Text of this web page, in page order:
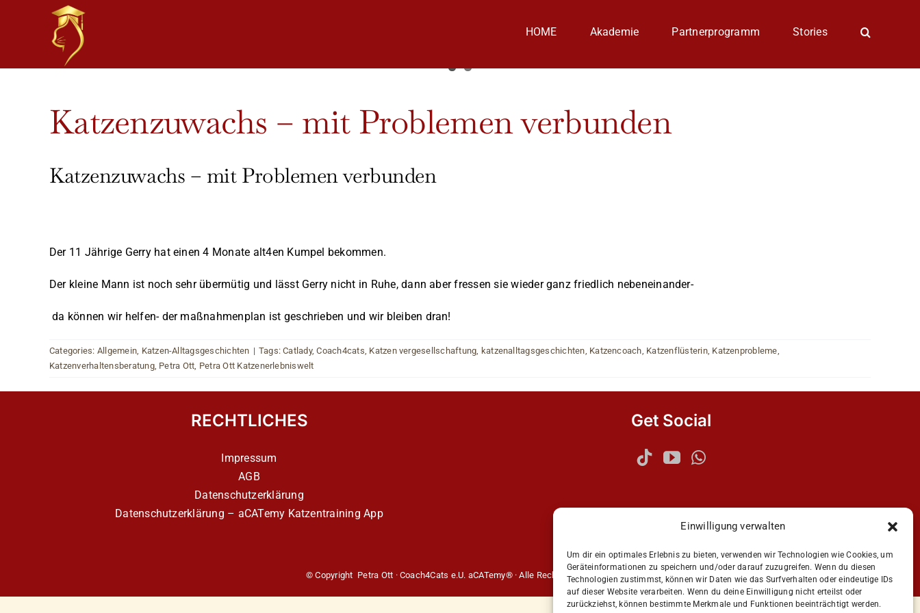
Einwilligung verwalten
Um dir ein optimales Erlebnis zu bieten, verwenden wir Technologien wie Cookies, um
Geräteinformationen zu speichern und/oder darauf zuzugreifen. Wenn du diesen
Technologien zustimmst, können wir Daten wie das Surfverhalten oder eindeutige IDs
auf dieser Website verarbeiten. Wenn du deine Einwilligung nicht erteilst oder
zurückziehst, können bestimmte Merkmale und Funktionen beeinträchtigt werden.
HOME Akademie Partnerprogramm Stories
Larger
Image
Katzenzuwachs – mit Problemen verbunden
Katzenzuwachs – mit Problemen verbunden
Der 11 Jährige Gerry hat einen 4 Monate alt4en Kumpel bekommen.
Der kleine Mann ist noch sehr übermütig und lässt Gerry nicht in Ruhe, dann aber fressen sie wieder ganz friedlich nebeneinander-
da können wir helfen- der maßnahmenplan ist geschrieben und wir bleiben dran!
Categories: Allgemein, Katzen-Alltagsgeschichten | Tags:Catlady,Coach4cats, Katzen vergesellschaftung, katzenalltagsgeschichten, Katzencoach, Katzenflüsterin, Katzenprobleme,
Katzenverhaltensberatung, Petra Ott, Petra Ott Katzenerlebniswelt
RECHTLICHES
Impressum
AGB
Datenschutzerklärung
Datenschutzerklärung – aCATemy Katzentraining App
Get Social
© Copyright Petra Ott · Coach4Cats e.U. aCATemy® · Alle Rechte vorbehalten